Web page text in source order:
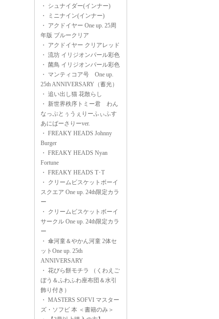
・ シュナイダー(インナー)
・
ミニナイン(インナー)
・ アクドイヤー One up. 25周
年版 ブルークリア
・ アクドイヤー クリアレッド
・ 流坊 イリジオンパール彩色
・ 菌鳥 イリジオンパール彩色
・ マンティコア号 One up.
25th ANNIVERSARY（蓄光）
・ 追い出し猫 花散らし
・ 新世界秩序トミー君 わん
なっぷとぅうぇりーふぃふす
あにばーさりーver.
・ FREAKY HEADS Johnny
Burger
・ FREAKY HEADS Nyan
Fortune
・ FREAKY HEADS T･T
・ クリームビスケットボーイ
スクエア One up. 24th限定カラ
ー
・ クリームビスケットボーイ
サークル One up. 24th限定カラ
ー
・ 傘河童＆やかん河童 2体セ
ットOne up. 25th
ANNIVERSARY
・ 花びら餅モチラ （くわえご
ぼう＆ふわふわ座布団＆水引
飾り付き）
・ MASTERS SOFVI マスター
ズ・ソフビ 本 ＜書籍のみ＞